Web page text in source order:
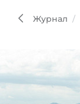
Журнал